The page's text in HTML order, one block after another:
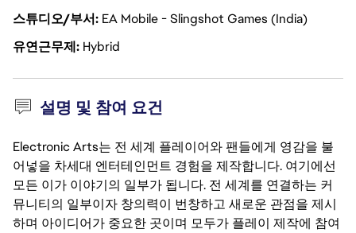
스튜디오/부서 EA Mobile - Slingshot Games (India)
유연근무제 Hybrid
설명 및 참여 요건
Electronic Arts는 전 세계 플레이어와 팬들에게 영감을 불
어넣을 차세대 엔터테인먼트 경험을 제작합니다. 여기에선
모든 이가 이야기의 일부가 됩니다. 전 세계를 연결하는 커
뮤니티의 일부이자 창의력이 번창하고 새로운 관점을 제시
하며 아이디어가 중요한 곳이며 모두가 플레이 제작에 참여